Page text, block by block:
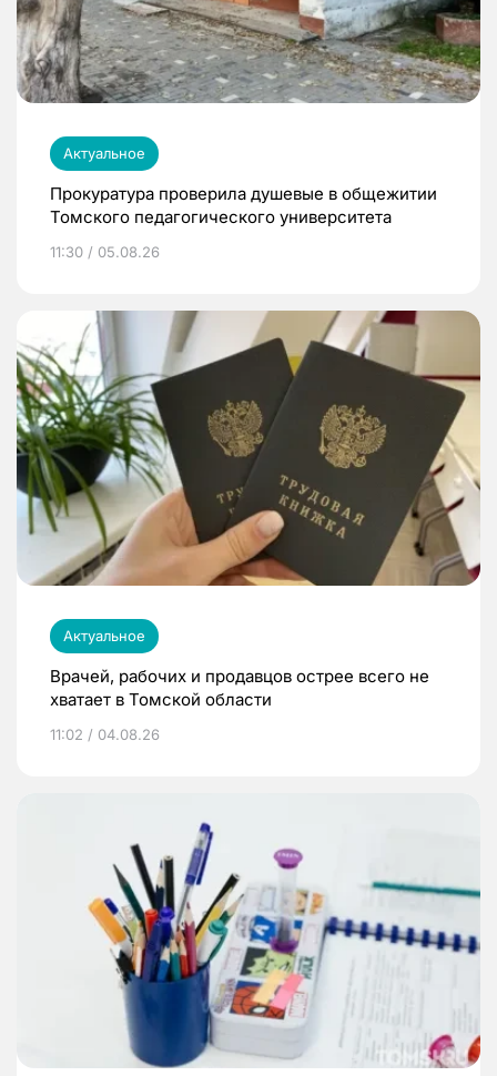
Актуальное
Прокуратура проверила душевые в общежитии
Томского педагогического университета
11:30 / 05.08.26
Актуальное
Врачей, рабочих и продавцов острее всего не
хватает в Томской области
11:02 / 04.08.26